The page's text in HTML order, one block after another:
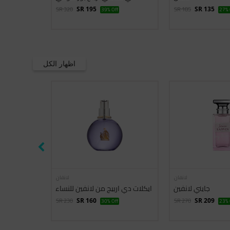
SR 320 SR 195 39% Off SR 185 SR 135 27%
اظهار الكل
لانفان
ايكلات دي اربيج من لانفين للنساء
SR 230 SR 160 30% Off
لانفان
جايني لانفين
SR 270 SR 209 23%